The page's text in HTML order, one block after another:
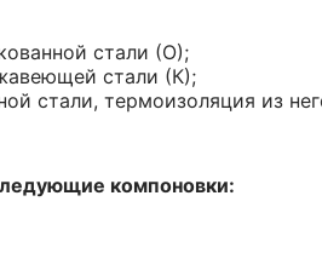
стали (О);
стали (К);
стали, термоизоляция из
компоновки: